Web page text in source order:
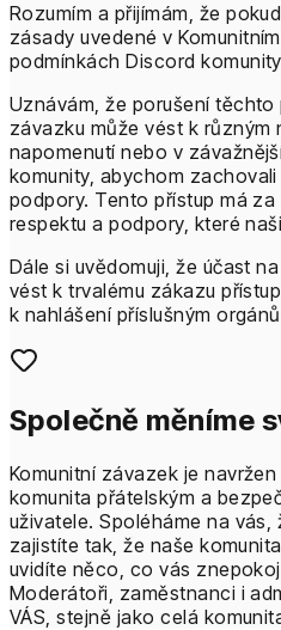
Rozumím a přijímám, že
zásady uvedené v
podmínkách Discord
Uznávám, že porušení těchto
závazku může vést k různým
napomenutí nebo v
komunity, abychom
podpory. Tento přístup má
respektu a podpory, které
Dále si uvědomuji, že účast
vést k trvalému zákazu
k nahlášení příslušným
Společně měníme
Komunitní závazek je
komunita přátelským a
uživatele. Spoléháme na
zajistíte tak, že naše
uvidíte něco, co vás
Moderátoři, zaměstnanci i
VÁS, stejně jako celá